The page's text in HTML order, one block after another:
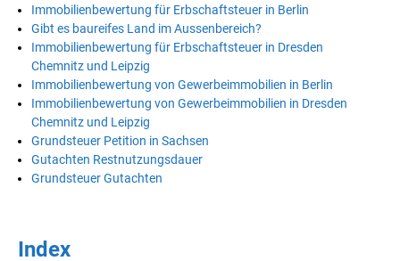
Immobilienbewertung für Erbschaftsteuer in Berlin
Gibt es baureifes Land im Aussenbereich?
Immobilienbewertung für Erbschaftsteuer in Dresden
Chemnitz und Leipzig
Immobilienbewertung von Gewerbeimmobilien in Berlin
Immobilienbewertung von Gewerbeimmobilien in Dresden
Chemnitz und Leipzig
Grundsteuer Petition in Sachsen
Gutachten Restnutzungsdauer
Grundsteuer Gutachten
Index